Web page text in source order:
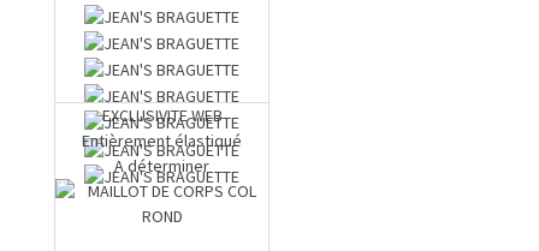
EXCLUSIVITE WEB
Entièrement élastiqué
A déterminer